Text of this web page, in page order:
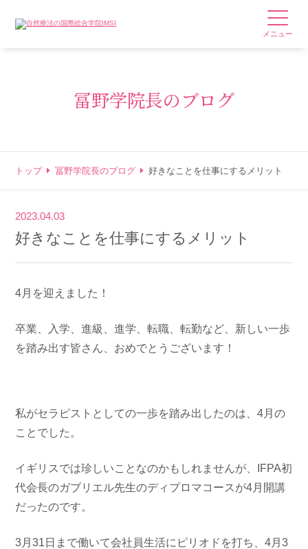
メニュー
冨野学院長のブログ
トップ 冨野学院長のブログ 好きなことを仕事にするメリット
2023.04.03
好きなことを仕事にするメリット
4月を迎えました！
卒業、入学、進級、進学、転職、転勤など、新しい一歩
を踏み出す皆さん、おめでとうございます！
私がセラピストとしての一歩を踏み出したのは、4月の
ことでした。
イギリスでは珍しいことなのかもしれませんが、IFPA初
代会長のガブリエル先生のディプロマコースが4月開講
だったのです。
3月31日まで働いて会社員生活にピリオドを打ち、4月3